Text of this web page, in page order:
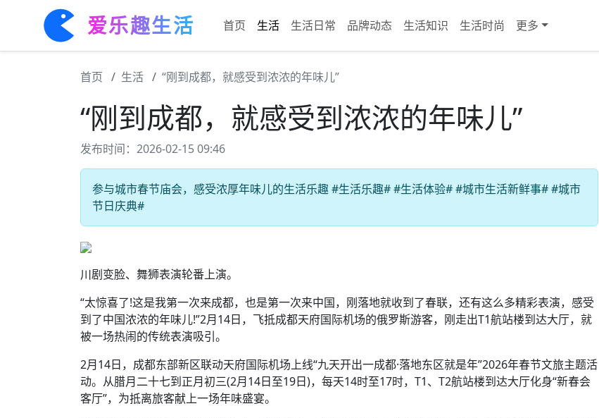
爱乐趣生活 首页 生活 生活日常 品牌动态 生活知识 生活时尚 更多
首页 生活 “刚到成都，就感受到浓浓的年味儿”
“刚到成都，就感受到浓浓的年味儿”
发布时间：2026-02-15 09:46
参与城市春节庙会，感受浓厚年味儿的生活乐趣 #生活乐趣# #生活体验# #城市生活新鲜事# #城市
节日庆典#
川剧变脸、舞狮表演轮番上演。
“太惊喜了!这是我第一次来成都，也是第一次来中国，刚落地就收到了春联，还有这么多精彩表演，感受
到了中国浓浓的年味儿!”2月14日，飞抵成都天府国际机场的俄罗斯游客，刚走出T1航站楼到达大厅，就
被一场热闹的传统表演吸引。
2月14日，成都东部新区联动天府国际机场上线“九天开出一成都·落地东区就是年”2026年春节文旅主题活
动。从腊月二十七到正月初三(2月14日至19日)，每天14时至17时，T1、T2航站楼到达大厅化身“新春会
客厅”，为抵离旅客献上一场年味盛宴。